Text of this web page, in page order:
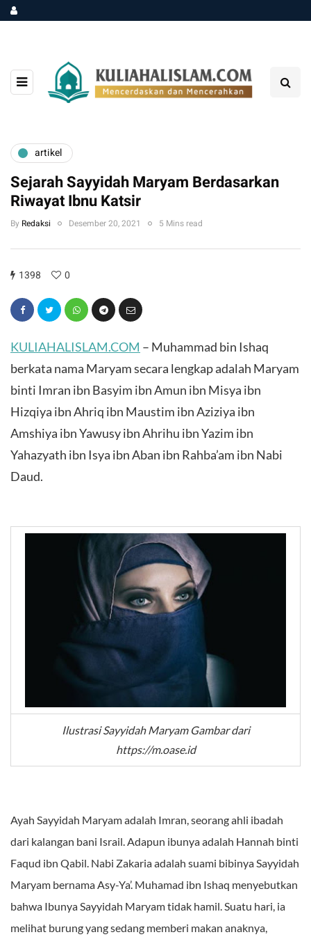
artikel
Sejarah Sayyidah Maryam Berdasarkan
Riwayat Ibnu Katsir
By Redaksi Desember 20, 2021 5 Mins read
1398 0
KULIAHALISLAM.COM – Muhammad bin Ishaq
berkata nama Maryam secara lengkap adalah Maryam
binti Imran ibn Basyim ibn Amun ibn Misya ibn
Hizqiya ibn Ahriq ibn Maustim ibn Aziziya ibn
Amshiya ibn Yawusy ibn Ahrihu ibn Yazim ibn
Yahazyath ibn Isya ibn Aban ibn Rahba’am ibn Nabi
Daud.
Ilustrasi Sayyidah Maryam Gambar dari
https://m.oase.id
Ayah Sayyidah Maryam adalah Imran, seorang ahli ibadah
dari kalangan bani Israil. Adapun ibunya adalah Hannah binti
Faqud ibn Qabil. Nabi Zakaria adalah suami bibinya Sayyidah
Maryam bernama Asy-Ya’. Muhamad ibn Ishaq menyebutkan
bahwa Ibunya Sayyidah Maryam tidak hamil. Suatu hari, ia
melihat burung yang sedang memberi makan anaknya,